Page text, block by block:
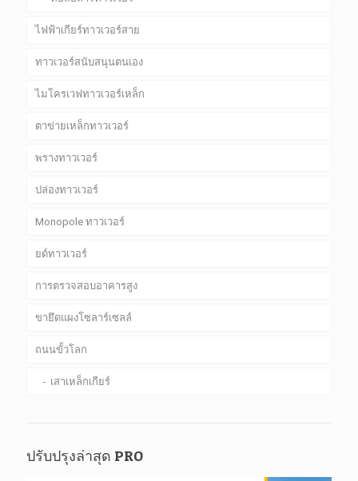
ไฟฟ้าเกียร์ทาวเวอร์สาย
ทาวเวอร์สนับสนุนตนเอง
ไมโครเวฟทาวเวอร์เหล็ก
ตาข่ายเหล็กทาวเวอร์
พรางทาวเวอร์
ปล่องทาวเวอร์
Monopole ทาวเวอร์
ยด์ทาวเวอร์
การตรวจสอบอาคารสูง
ขายึดแผงโซลาร์เซลล์
ถนนขั้วโลก
เสาเหล็กเกียร์
ปรับปรุงล่าสุด PRO